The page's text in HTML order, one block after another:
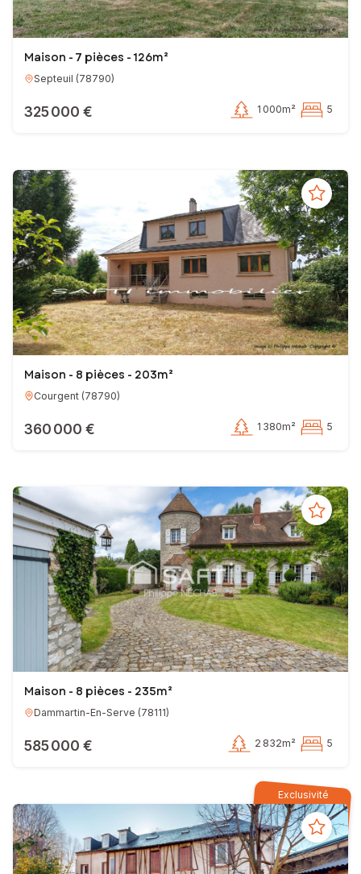
Maison - 7 pièces - 126m²
Septeuil (78790)
325 000 € 1 000m² 5
Maison - 8 pièces - 203m²
Courgent (78790)
360 000 € 1 380m² 5
Maison - 8 pièces - 235m²
Dammartin-En-Serve (78111)
585 000 € 2 832m² 5
Exclusivité